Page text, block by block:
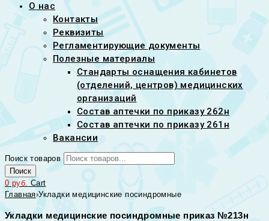
О нас
Контакты
Реквизиты
Регламентирующие документы
Полезные материалы
Стандарты оснащения кабинетов
(отделений, центров) медицинских
организаций
Состав аптечки по приказу 262н
Состав аптечки по приказу 261н
Вакансии
Поиск товаров
Поиск
0 руб. Cart
Главная›Укладки медицинские посиндромные
Укладки медицинские посиндромные приказ №213н